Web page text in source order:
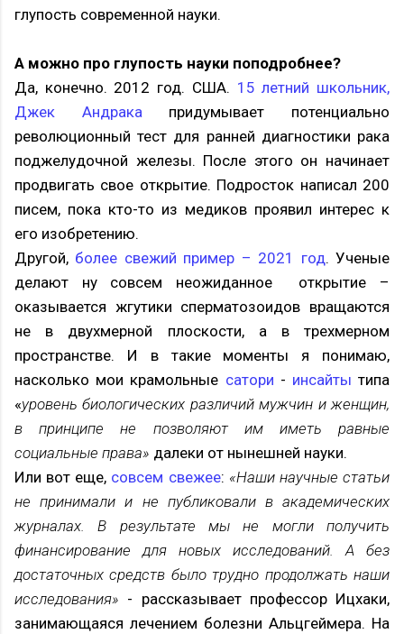
глупость современной науки.
А можно про глупость науки поподробнее?
Да, конечно. 2012 год. США. 15 летний школьник,
Джек Андрака придумывает потенциально
революционный тест для ранней диагностики рака
поджелудочной железы. После этого он начинает
продвигать свое открытие. Подросток написал 200
писем, пока кто-то из медиков проявил интерес к
его изобретению.
Другой, более свежий пример – 2021 год. Ученые
делают ну совсем неожиданное открытие –
оказывается жгутики сперматозоидов вращаются
не в двухмерной плоскости, а в трехмерном
пространстве. И в такие моменты я понимаю,
насколько мои крамольные сатори - инсайты типа
«уровень биологических различий мужчин и женщин,
в принципе не позволяют им иметь равные
социальные права» далеки от нынешней науки.
Или вот еще, совсем свежее: «Наши научные статьи
не принимали и не публиковали в академических
журналах. В результате мы не могли получить
финансирование для новых исследований. А без
достаточных средств было трудно продолжать наши
исследования» - рассказывает профессор Ицхаки,
занимающаяся лечением болезни Альцгеймера. На